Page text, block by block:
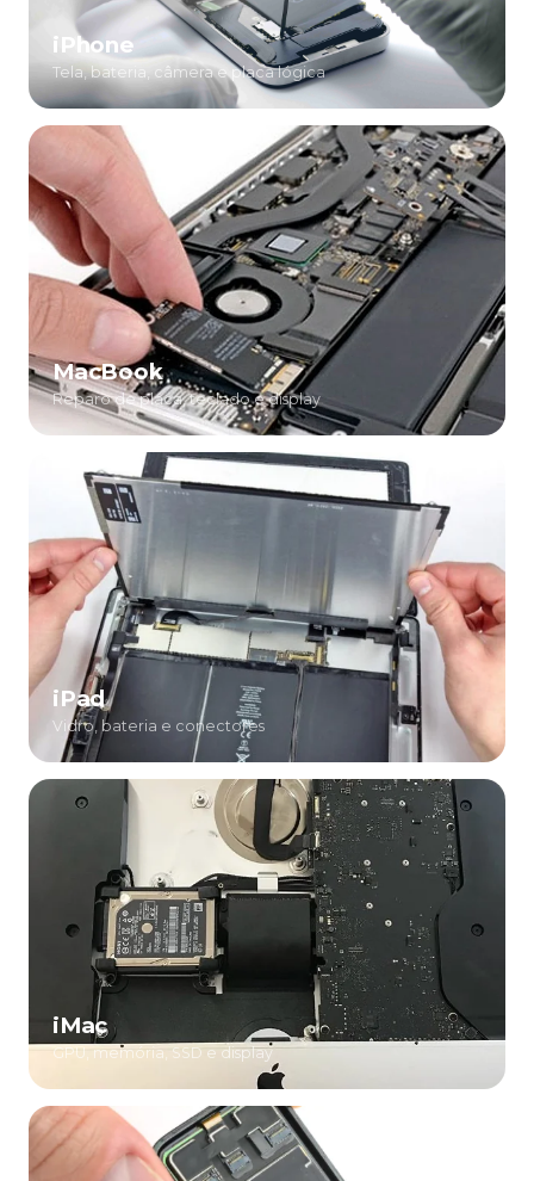
iPhone
Tela, bateria, câmera e placa lógica
MacBook
Reparo de placa, teclado e display
iPad
Vidro, bateria e conectores
iMac
GPU, memória, SSD e display